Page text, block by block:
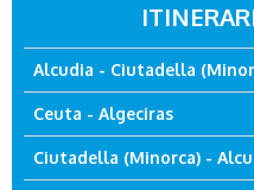
Alcudia - Ciutadella
Ceuta - Algeciras
Ciutadella (Minorca) -